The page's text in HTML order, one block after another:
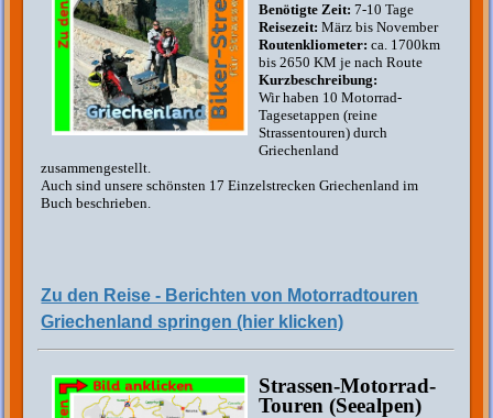
Benötigte Zeit: 7-10 Tage
Reisezeit: März bis November
Routenkliometer: ca. 1700km
bis 2650 KM je nach Route
Kurzbeschreibung:
Wir haben 10 Motorrad-
Tagesetappen (reine
Strassentouren) durch
Griechenland
zusammengestellt.
Auch sind unsere schönsten 17 Einzelstrecken Griechenland im
Buch beschrieben.
Zu den Reise - Berichten von Motorradtouren
Griechenland springen (hier klicken)
Strassen-Motorrad-
Touren (Seealpen)